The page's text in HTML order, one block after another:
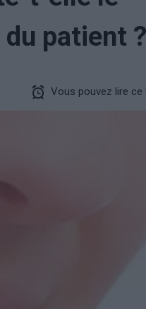
patient ?
Vous pouvez lire ce